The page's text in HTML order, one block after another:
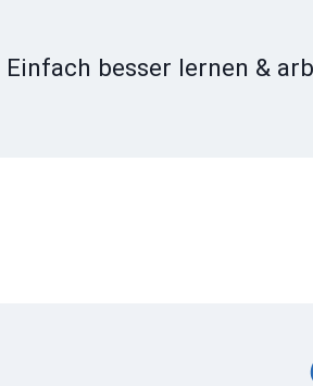
Einfach besser lernen &